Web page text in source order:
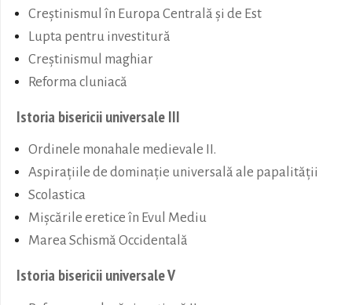
Creștinismul în Europa Centrală și de Est
Lupta pentru investitură
Creștinismul maghiar
Reforma cluniacă
Istoria bisericii universale III
Ordinele monahale medievale II.
Aspirațiile de dominație universală ale papalității
Scolastica
Mișcările eretice în Evul Mediu
Marea Schismă Occidentală
Istoria bisericii universale V